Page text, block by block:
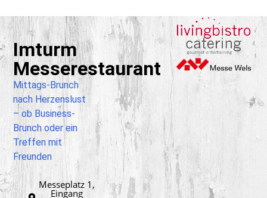
Imturm
Messerestaurant
Mittags-Brunch
nach Herzenslust
– ob Business-
Brunch oder ein
Treffen mit
Freunden
Messeplatz 1,
Eingang